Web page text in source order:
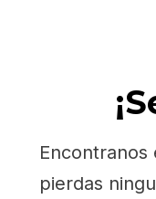
Encontranos
pierdas